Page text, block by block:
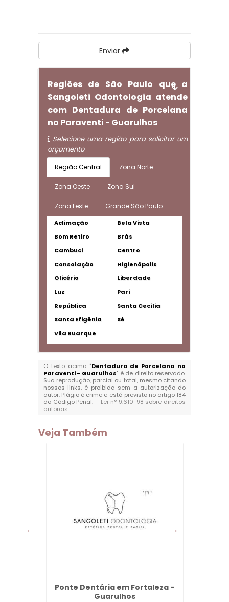
Enviar
Regiões de São Paulo que a
Sangoleti Odontologia atende
com Dentadura de Porcelana
no Paraventi - Guarulhos
Selecione uma região para solicitar um
orçamento
Região Central Zona Norte
Zona Oeste Zona Sul
Zona Leste Grande São Paulo
Aclimação
Bela Vista
Bom Retiro
Brás
Cambuci
Centro
Consolação
Higienópolis
Glicério
Liberdade
Luz
Pari
República
Santa Cecília
Santa Efigênia
Sé
Vila Buarque
O texto acima "Dentadura de Porcelana no
Paraventi - Guarulhos" é de direito reservado.
Sua reprodução, parcial ou total, mesmo citando
nossos links, é proibida sem a autorização do
autor. Plágio é crime e está previsto no artigo 184
do Código Penal. – Lei n° 9.610-98 sobre direitos
autorais.
Veja Também
Ponte Dentária em Fortaleza -
Guarulhos